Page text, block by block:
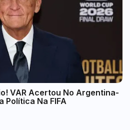
VAR Acertou No Argentina-
Política Na FIFA